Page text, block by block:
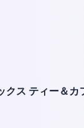
クス ティー＆